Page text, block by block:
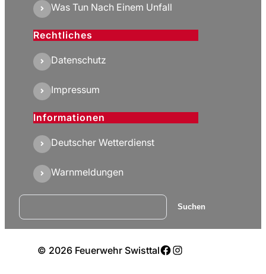
Was Tun Nach Einem Unfall
Rechtliches
Datenschutz
Impressum
Informationen
Deutscher Wetterdienst
Warnmeldungen
Suchen Suchen
© 2026 Feuerwehr SwisttalFacebook
Instagram